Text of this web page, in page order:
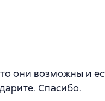
они возможны и
Спасибо.